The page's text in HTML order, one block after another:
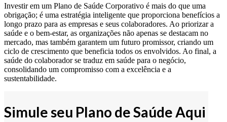
Investir em um Plano de Saúde Corporativo é mais do que uma
obrigação; é uma estratégia inteligente que proporciona benefícios a
longo prazo para as empresas e seus colaboradores. Ao priorizar a
saúde e o bem-estar, as organizações não apenas se destacam no
mercado, mas também garantem um futuro promissor, criando um
ciclo de crescimento que beneficia todos os envolvidos. Ao final, a
saúde do colaborador se traduz em saúde para o negócio,
consolidando um compromisso com a excelência e a
sustentabilidade.
Simule seu Plano de Saúde Aqui